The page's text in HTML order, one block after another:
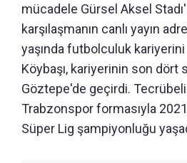
mücadele Gürsel Aksel
karşılaşmanın canlı yayın
yaşında futbolculuk
Köybaşı, kariyerinin son dört
Göztepe'de geçirdi.
Trabzonspor formasıyla
Süper Lig şampiyonluğu